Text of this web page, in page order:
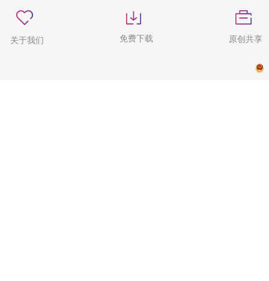
关于我们 免费下载 原创共享